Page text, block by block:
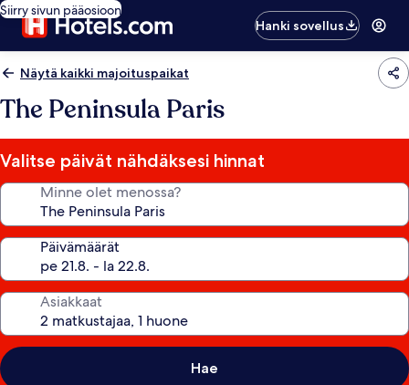
Siirry sivun pääosioon
Hanki sovellus
Näytä kaikki majoituspaikat
The Peninsula Paris
Valitse päivät nähdäksesi hinnat
Minne olet menossa?
Päivämäärät
Asiakkaat
Hae